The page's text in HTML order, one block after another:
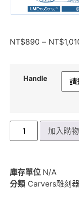
NT$890 – NT$
Handle
加入購
庫存單位 N/A
分類 Carvers雕刻器